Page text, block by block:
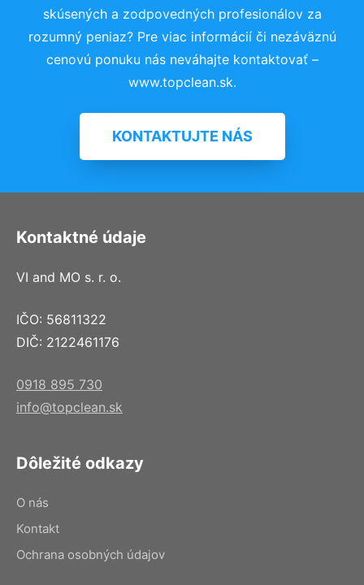
skúsených a zodpovedných profesionálov za
rozumný peniaz? Pre viac informácií či nezáväznú
cenovú ponuku nás neváhajte kontaktovať –
www.topclean.sk.
KONTAKTUJTE NÁS
Kontaktné údaje
VI and MO s. r. o.
IČO: 56811322
DIČ: 2122461176
0918 895 730
info@topclean.sk
Dôležité odkazy
O nás
Kontakt
Ochrana osobných údajov